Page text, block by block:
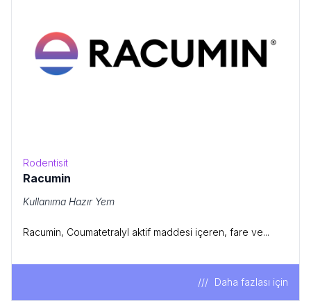
Rodentisit
Racumin
Kullanıma Hazır Yem
Racumin, Coumatetralyl aktif maddesi içeren, fare ve...
Daha fazlası için